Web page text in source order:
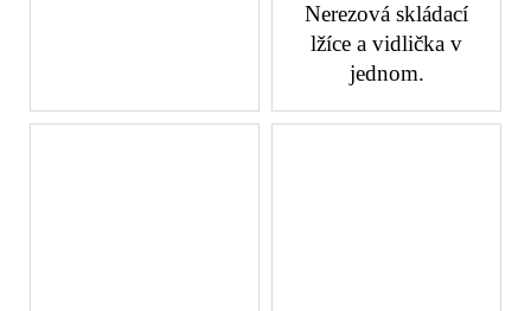
Nerezová skládací
lžíce a vidlička v
jednom.